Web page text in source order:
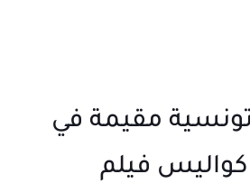
مقيمة في
فيلم